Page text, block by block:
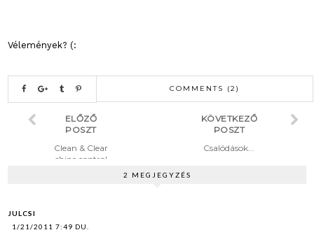
Vélemények? (:
COMMENTS (2)
KÖVETKEZŐ
POSZT
Csalódások...
ELŐZŐ
POSZT
Clean & Clear
shine control
2 MEGJEGYZÉS
JULCSI
1/21/2011 7:49 DU.